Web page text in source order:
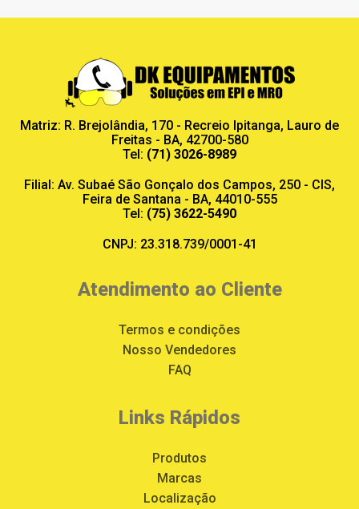
Matriz: R. Brejolândia, 170 - Recreio Ipitanga, Lauro de
Freitas - BA, 42700-580
Tel: (71) 3026-8989
Filial: Av. Subaé São Gonçalo dos Campos, 250 - CIS,
Feira de Santana - BA, 44010-555
Tel: (75) 3622-5490
CNPJ: 23.318.739/0001-41
Atendimento ao Cliente
Termos e condições
Nosso Vendedores
FAQ
Links Rápidos
Produtos
Marcas
Localização